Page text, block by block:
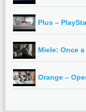
Plus –
Miele: Once
Orange –